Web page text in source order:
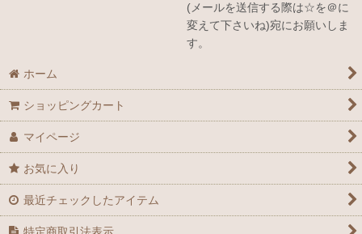
(メールを送信する際は☆を＠に
変えて下さいね)宛にお願いしま
す。
ホーム
ショッピングカート
マイページ
お気に入り
最近チェックしたアイテム